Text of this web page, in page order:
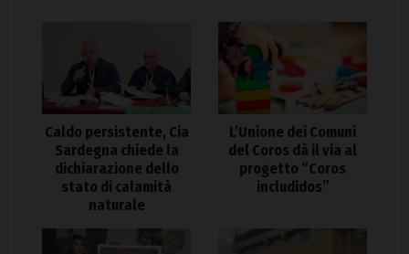
Caldo persistente, Cia
Sardegna chiede la
dichiarazione dello
stato di calamità
naturale
L’Unione dei Comuni
del Coros dà il via al
progetto “Coros
includidos”